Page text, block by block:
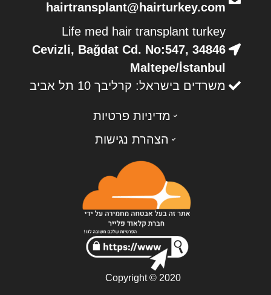
hairtransplant@hairturkey.com
Life med hair transplant turkey
Cevizli, Bağdat Cd. No:547, 34846
Maltepe/İstanbul
משרדים בישראל: קרליבך 10 תל אביב
מדיניות פרטיות
הצהרת נגישות
Copyright © 2020